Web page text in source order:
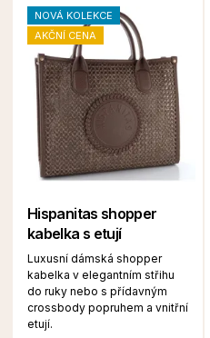
NOVÁ KOLEKCE
AKČNÍ CENA
Hispanitas shopper
kabelka s etují
Luxusní dámská shopper
kabelka v elegantním střihu
do ruky nebo s přídavným
crossbody popruhem a vnitřní
etují.